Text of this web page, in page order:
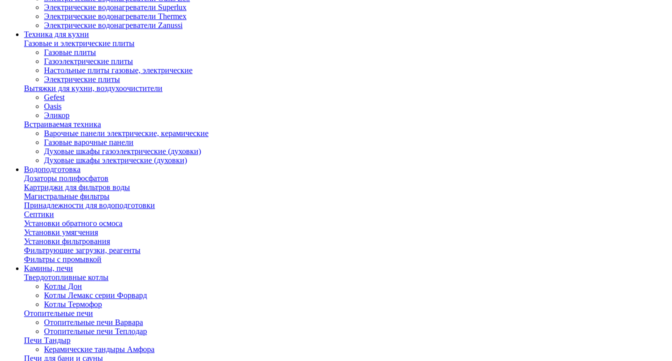
Электрические водонагреватели Superlux
Электрические водонагреватели Thermex
Электрические водонагреватели Zanussi
Техника для кухни
Газовые и электрические плиты
Газовые плиты
Газоэлектрические плиты
Настольные плиты газовые, электрические
Электрические плиты
Вытяжки для кухни, воздухоочистители
Gefest
Oasis
Эликор
Встраиваемая техника
Варочные панели электрические, керамические
Газовые варочные панели
Духовые шкафы газоэлектрические (духовки)
Духовые шкафы электрические (духовки)
Водоподготовка
Дозаторы полифосфатов
Картриджи для фильтров воды
Магистральные фильтры
Принадлежности для водоподготовки
Септики
Установки обратного осмоса
Установки умягчения
Установки фильтрования
Фильтрующие загрузки, реагенты
Фильтры с промывкой
Камины, печи
Твердотопливные котлы
Котлы Дон
Котлы Лемакс серии Форвард
Котлы Термофор
Отопительные печи
Отопительные печи Варвара
Отопительные печи Теплодар
Печи Тандыр
Керамические тандыры Амфора
Печи для бани и сауны